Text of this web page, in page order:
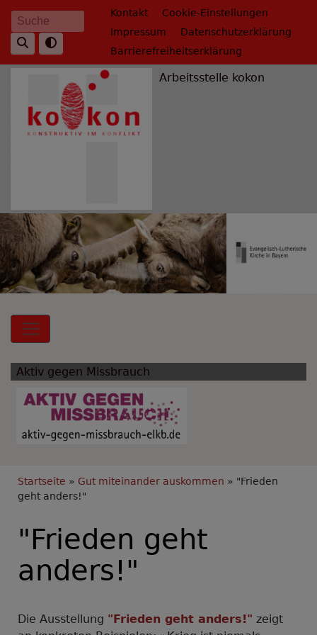
Direkt
zum
Inhalt
Suche Fußbereichsmenü
Kontakt
Cookie-Einstellungen
Impressum
Datenschutzerklärung
Barrierefreiheitserklärung
Arbeitsstelle kokon
Hauptnavigation
Aktiv gegen Missbrauch
Breadcrumb
Startseite Gut miteinander auskommen
"Frieden
geht anders!"
"Frieden geht
anders!"
Die Ausstellung "Frieden geht anders!" zeigt